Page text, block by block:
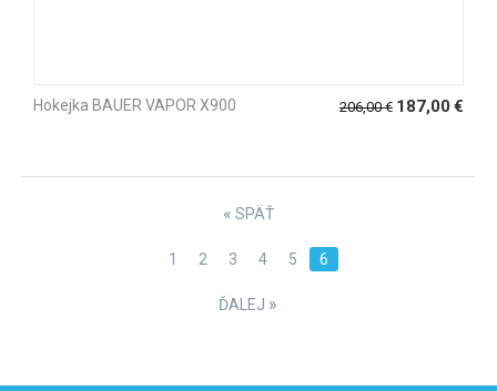
Hokejka BAUER VAPOR X900 206,00 € 187,00 €
« SPÄŤ
1 2 3 4 5 6
ĎALEJ »